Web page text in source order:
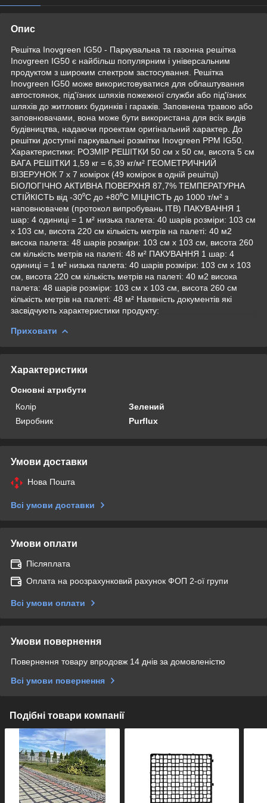
Опис
Решітка Inovgreen IG50 - Паркувальна та газонна решітка
Inovgreen IG50 є найбільш популярним і універсальним
продуктом з широким спектром застосування. Решітка
Inovgreen IG50 може використовуватися для облаштування
автостоянок, під'їзних шляхів пожежної служби або під'їзних
шляхів до житлових будинків і гаражів. Заповнена травою або
заповнювачами, вона може бути використана для всіх видів
будівництва, надаючи проектам оригінальний характер. До
решітки доступні паркувальні розмітки Inovgreen PPM IG50.
Характеристики: РОЗМІР РЕШІТКИ 50 cм x 50 cм, висота 5 cм
ВАГА РЕШІТКИ 1,59 кг = 6,39 кг/м² ГЕОМЕТРИЧНИЙ
ВІЗЕРУНОК 7 x 7 комірок (49 комірок в одній решітці)
БІОЛОГІЧНО АКТИВНА ПОВЕРХНЯ 87,7% ТЕМПЕРАТУРНА
СТІЙКІСТЬ від -30⁰C до +80⁰C МІЦНІСТЬ до 1000 т/м² з
наповнювачем (протокол випробувань ITB) ПАКУВАННЯ 1
шар: 4 одиниці = 1 м² низька палета: 40 шарів розміри: 103 см
х 103 см, висота 220 см кількість метрів на палеті: 40 м2
висока палета: 48 шарів розміри: 103 см х 103 см, висота 260
см кількість метрів на палеті: 48 м² ПАКУВАННЯ 1 шар: 4
одиниці = 1 м² низька палета: 40 шарів розміри: 103 см х 103
см, висота 220 см кількість метрів на палеті: 40 м2 висока
палета: 48 шарів розміри: 103 см х 103 см, висота 260 см
кількість метрів на палеті: 48 м² Наявність документів які
засвідчують характеристики продукту:
Приховати
Характеристики
Основні атрибути
Колір
Зелений
Виробник
Purflux
Умови доставки
Нова Пошта
Всі умови доставки
Умови оплати
Післяплата
Оплата на роозрахунковий рахунок ФОП 2-ої групи
Всі умови оплати
Умови повернення
Повернення товару впродовж 14 днів за домовленістю
Всі умови повернення
Подібні товари компанії